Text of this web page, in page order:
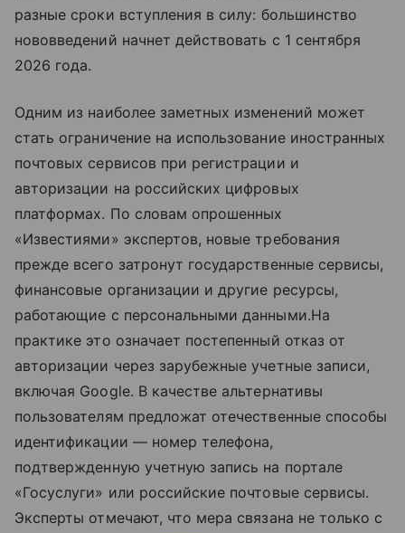
разные сроки вступления в силу: большинство
нововведений начнет действовать с 1 сентября
2026 года.
Одним из наиболее заметных изменений может
стать ограничение на использование иностранных
почтовых сервисов при регистрации и
авторизации на российских цифровых
платформах. По словам опрошенных
«Известиями» экспертов, новые требования
прежде всего затронут государственные сервисы,
финансовые организации и другие ресурсы,
работающие с персональными данными.На
практике это означает постепенный отказ от
авторизации через зарубежные учетные записи,
включая Google. В качестве альтернативы
пользователям предложат отечественные способы
идентификации — номер телефона,
подтвержденную учетную запись на портале
«Госуслуги» или российские почтовые сервисы.
Эксперты отмечают, что мера связана не только с